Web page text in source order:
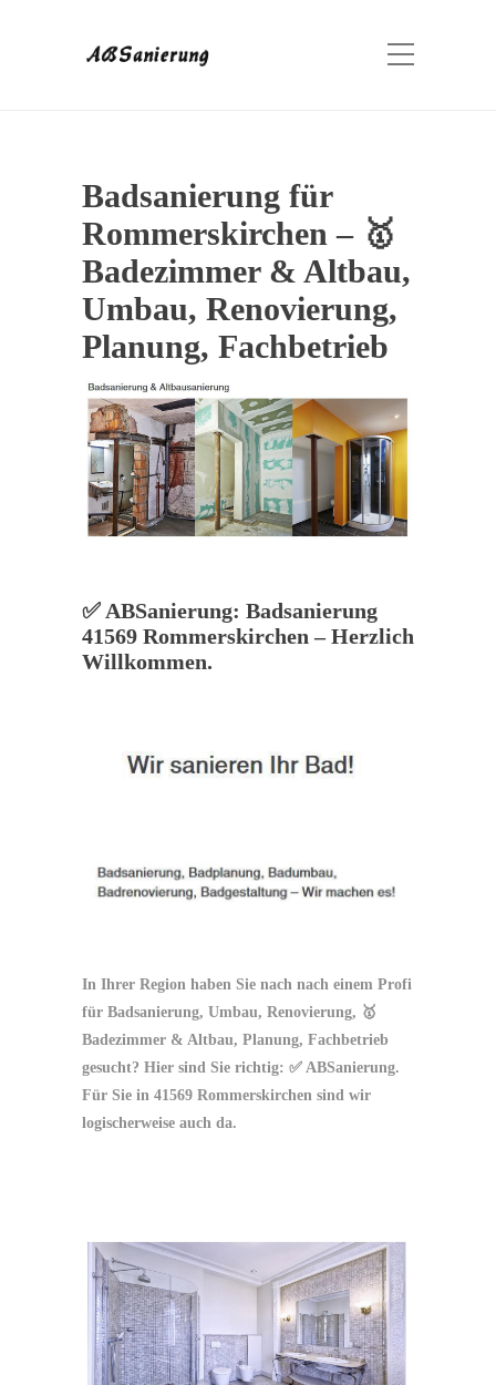
Badsanierung für
Rommerskirchen – 🥇
Badezimmer & Altbau,
Umbau, Renovierung,
Planung, Fachbetrieb
✅ ABSanierung: Badsanierung
41569 Rommerskirchen – Herzlich
Willkommen.
In Ihrer Region haben Sie nach nach einem Profi
für Badsanierung, Umbau, Renovierung, 🥇
Badezimmer & Altbau, Planung, Fachbetrieb
gesucht? Hier sind Sie richtig: ✅ ABSanierung.
Für Sie in 41569 Rommerskirchen sind wir
logischerweise auch da.